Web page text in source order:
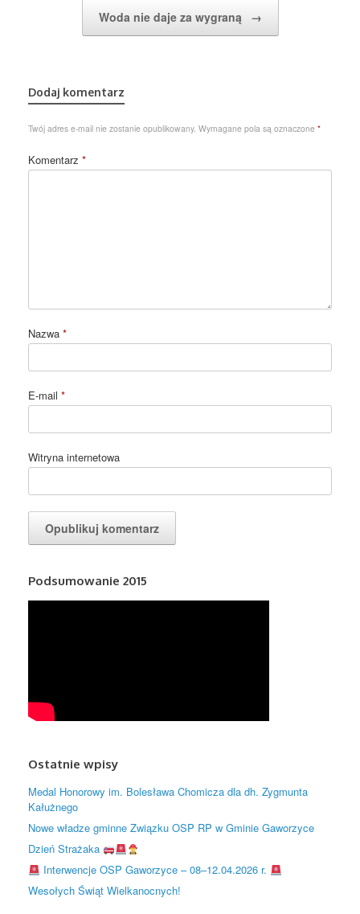
Woda nie daje za wygraną →
Dodaj komentarz
Twój adres e-mail nie zostanie opublikowany. Wymagane pola są oznaczone *
Komentarz *
Nazwa *
E-mail *
Witryna internetowa
Podsumowanie 2015
Ostatnie wpisy
Medal Honorowy im. Bolesława Chomicza dla dh. Zygmunta
Kałużnego
Nowe władze gminne Związku OSP RP w Gminie Gaworzyce
Dzień Strażaka
Interwencje OSP Gaworzyce – 08–12.04.2026 r.
Wesołych Świąt Wielkanocnych!